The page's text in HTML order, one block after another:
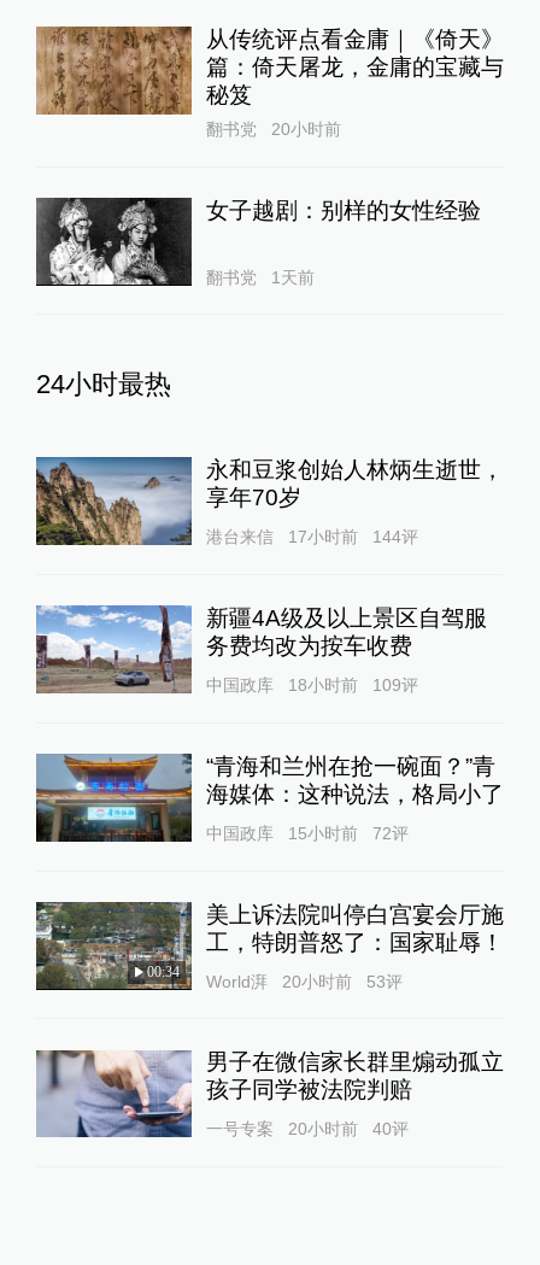
从传统评点看金庸｜《倚天》
篇：倚天屠龙，金庸的宝藏与
秘笈
翻书党 20小时前
女子越剧：别样的女性经验
翻书党 1天前
24小时最热
永和豆浆创始人林炳生逝世，
享年70岁
港台来信 17小时前 144评
新疆4A级及以上景区自驾服
务费均改为按车收费
中国政库 18小时前 109评
“青海和兰州在抢一碗面？”青
海媒体：这种说法，格局小了
中国政库 15小时前 72评
00:34
美上诉法院叫停白宫宴会厅施
工，特朗普怒了：国家耻辱！
World湃 20小时前 53评
男子在微信家长群里煽动孤立
孩子同学被法院判赔
一号专案 20小时前 40评